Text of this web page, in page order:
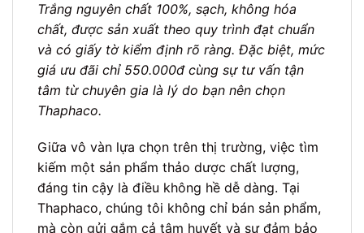
Trắng nguyên chất 100%, sạch, không hóa
chất, được sản xuất theo quy trình đạt chuẩn
và có giấy tờ kiểm định rõ ràng. Đặc biệt, mức
giá ưu đãi chỉ 550.000đ cùng sự tư vấn tận
tâm từ chuyên gia là lý do bạn nên chọn
Thaphaco.
Giữa vô vàn lựa chọn trên thị trường, việc tìm
kiếm một sản phẩm thảo dược chất lượng,
đáng tin cậy là điều không hề dễ dàng. Tại
Thaphaco, chúng tôi không chỉ bán sản phẩm,
mà còn gửi gắm cả tâm huyết và sự đảm bảo